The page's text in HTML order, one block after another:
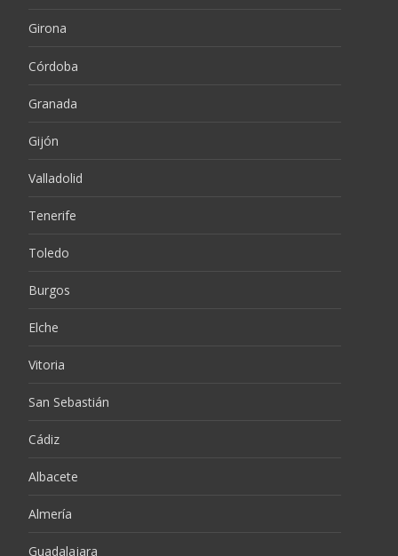
Girona
Córdoba
Granada
Gijón
Valladolid
Tenerife
Toledo
Burgos
Elche
Vitoria
San Sebastián
Cádiz
Albacete
Almería
Guadalajara